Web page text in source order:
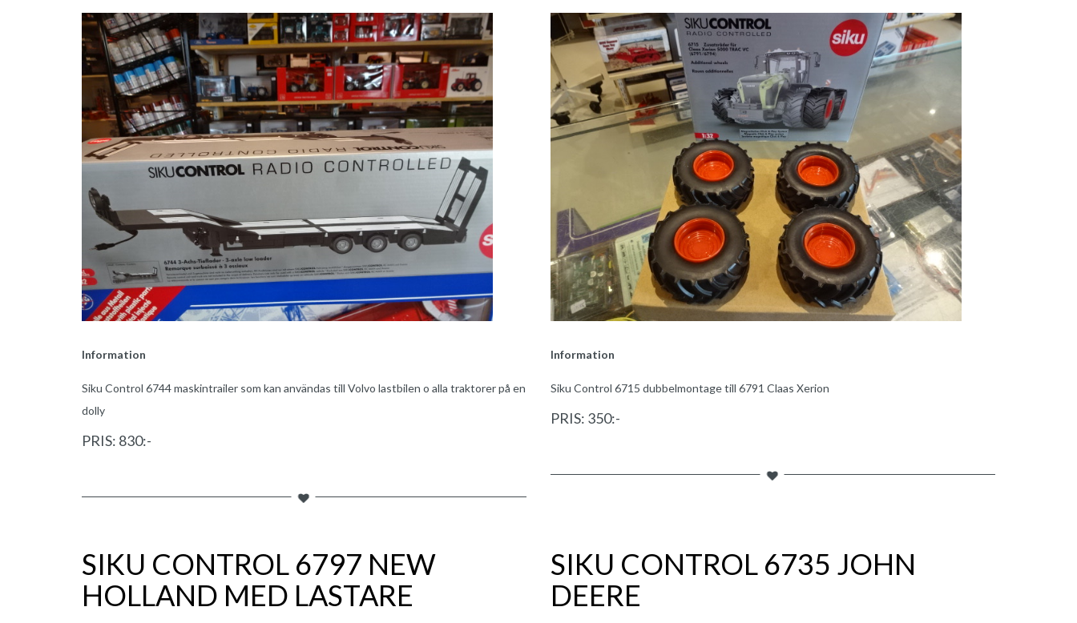
Information
Siku Control 6744 maskintrailer som kan användas till Volvo lastbilen o alla traktorer på en
dolly
PRIS: 830:-
Information
Siku Control 6715 dubbelmontage till 6791 Claas Xerion
PRIS: 350:-
SIKU CONTROL 6797 NEW
HOLLAND MED LASTARE
SIKU CONTROL 6735 JOHN
DEERE